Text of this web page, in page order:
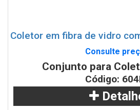
Coletor em fibra de vidro
Consulte
Conjunto para
Código: